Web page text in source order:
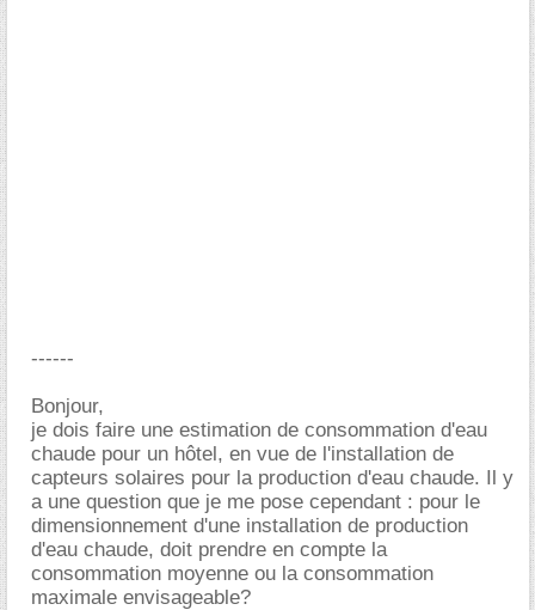
------
Bonjour,
je dois faire une estimation de consommation d'eau
chaude pour un hôtel, en vue de l'installation de
capteurs solaires pour la production d'eau chaude. Il y
a une question que je me pose cependant : pour le
dimensionnement d'une installation de production
d'eau chaude, doit prendre en compte la
consommation moyenne ou la consommation
maximale envisageable?